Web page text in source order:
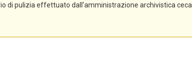
di pulizia effettuato dall’amministrazione archivistica ceca.